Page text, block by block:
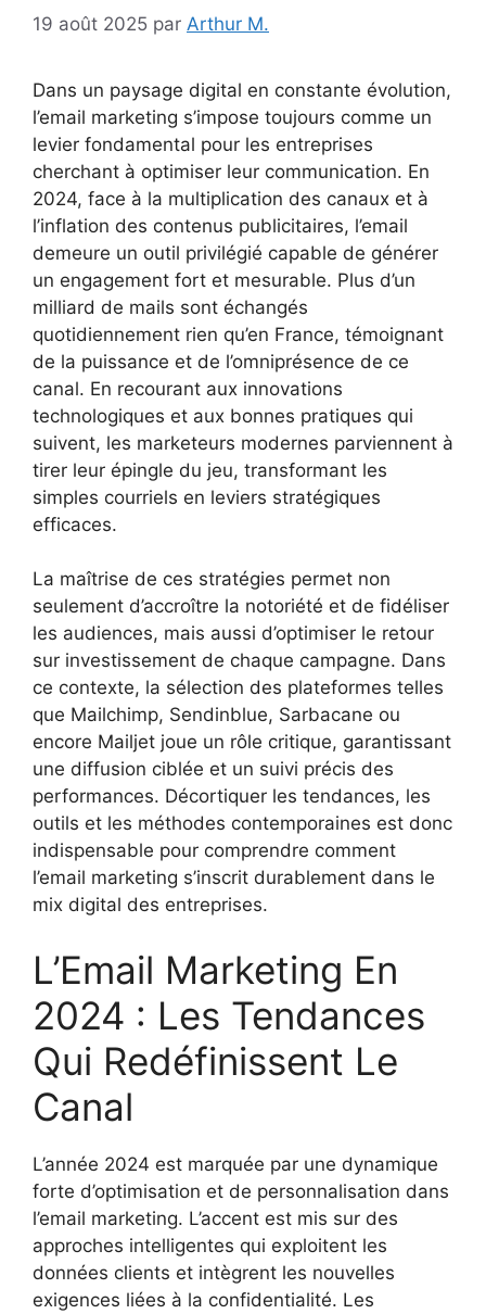
19 août 2025 par Arthur M.
Dans un paysage digital en constante évolution,
l’email marketing s’impose toujours comme un
levier fondamental pour les entreprises
cherchant à optimiser leur communication. En
2024, face à la multiplication des canaux et à
l’inflation des contenus publicitaires, l’email
demeure un outil privilégié capable de générer
un engagement fort et mesurable. Plus d’un
milliard de mails sont échangés
quotidiennement rien qu’en France, témoignant
de la puissance et de l’omniprésence de ce
canal. En recourant aux innovations
technologiques et aux bonnes pratiques qui
suivent, les marketeurs modernes parviennent à
tirer leur épingle du jeu, transformant les
simples courriels en leviers stratégiques
efficaces.
La maîtrise de ces stratégies permet non
seulement d’accroître la notoriété et de fidéliser
les audiences, mais aussi d’optimiser le retour
sur investissement de chaque campagne. Dans
ce contexte, la sélection des plateformes telles
que Mailchimp, Sendinblue, Sarbacane ou
encore Mailjet joue un rôle critique, garantissant
une diffusion ciblée et un suivi précis des
performances. Décortiquer les tendances, les
outils et les méthodes contemporaines est donc
indispensable pour comprendre comment
l’email marketing s’inscrit durablement dans le
mix digital des entreprises.
L’Email Marketing En
2024 : Les Tendances
Qui Redéfinissent Le
Canal
L’année 2024 est marquée par une dynamique
forte d’optimisation et de personnalisation dans
l’email marketing. L’accent est mis sur des
approches intelligentes qui exploitent les
données clients et intègrent les nouvelles
exigences liées à la confidentialité. Les